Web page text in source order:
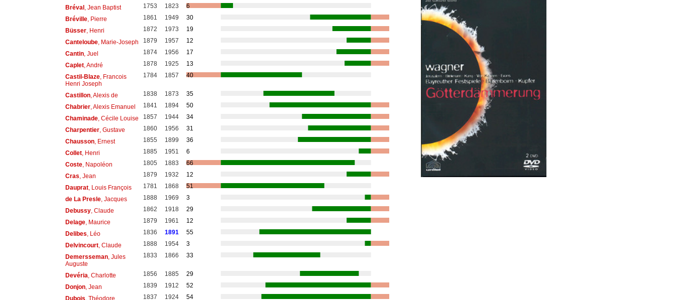
Bréval, Jean Baptist 1753 1823
6
Bréville, Pierre 1861 1949
30
Büsser, Henri 1872 1973
19
Canteloube, Marie-Joseph 1879 1957
12
Cantin, Juel 1874 1956
17
Caplet, André 1878 1925
13
Castil-Blaze, Francois
Henri Joseph
1784 1857 40
Castillon, Alexis de 1838 1873
35
Chabrier, Alexis Emanuel 1841 1894
50
Chaminade, Cécile Louise 1857 1944
34
Charpentier, Gustave 1860 1956
31
Chausson, Ernest 1855 1899
36
Collet, Henri 1885 1951
6
Coste, Napoléon 1805 1883
66
Cras , Jean 1879 1932
12
Dauprat, Louis François 1781 1868
51
de La Presle, Jacques 1888 1969
3
Debussy, Claude 1862 1918
29
Delage, Maurice 1879 1961
12
Delibes , Léo 1836 1891
55
Delvincourt, Claude 1888 1954
3
Demersseman, Jules
Auguste
1833 1866 33
Devéria , Charlotte 1856 1885
29
Donjon, Jean 1839 1912
52
Dubois , Théodore 1837 1924
54